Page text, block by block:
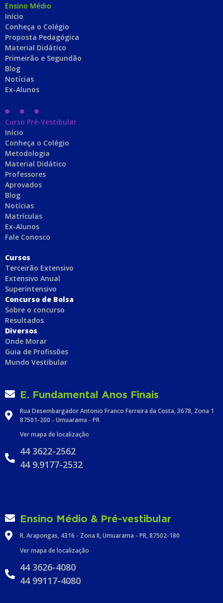
Ensino Médio
Início
Conheça o Colégio
Proposta Pedagógica
Material Didático
Primeirão e Segundão
Blog
Notícias
Ex-Alunos
Curso Pré-Vestibular
Início
Conheça o Colégio
Metodologia
Material Didático
Professores
Aprovados
Blog
Notícias
Matrículas
Ex-Alunos
Fale Conosco
Cursos
Terceirão Extensivo
Extensivo Anual
Superintensivo
Concurso de Bolsa
Sobre o concurso
Resultados
Diversos
Onde Morar
Guia de Profissões
Mundo Vestibular
E. Fundamental Anos Finais
Rua Desembargador Antonio Franco Ferreira da Costa, 3678, Zona 1
87501-200 - Umuarama - PR
Ver mapa de localização
44 3622-2562
44 9.9177-2532
Ensino Médio & Pré-vestibular
R. Arapongas, 4316 - Zona II, Umuarama - PR, 87502-180
Ver mapa de localização
44 3626-4080
44 99117-4080